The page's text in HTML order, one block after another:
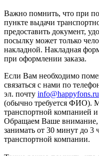
Важно помнить, что при
пункте выдачи
предоставить документ,
посылку может только
накладной. Накладная
при оформлении заказа.
Если Вам необходимо
связаться с нами по
эл. почту info@happyfons.ru
(обычно требуется ФИО).
транспортной компанией
Обращаем Ваше внимание,
занимать от 30 минут до 3
транспортной компании.